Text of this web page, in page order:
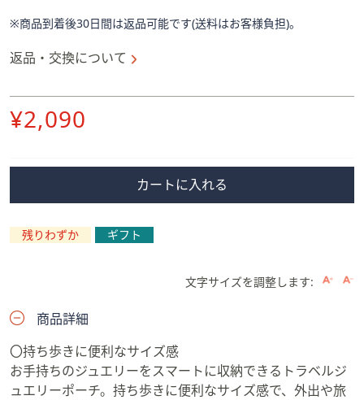
で
ま
※商品到着後30日間は返品可能です(送料はお客様負担)。
返品・交換について
削
¥2,090
カートに入れる
残りわずか ギフト
文字サイズを調整します:
商品詳細
〇持ち歩きに便利なサイズ感
お手持ちのジュエリーをスマートに収納できるトラベルジ
ュエリーポーチ。持ち歩きに便利なサイズ感で、外出や旅